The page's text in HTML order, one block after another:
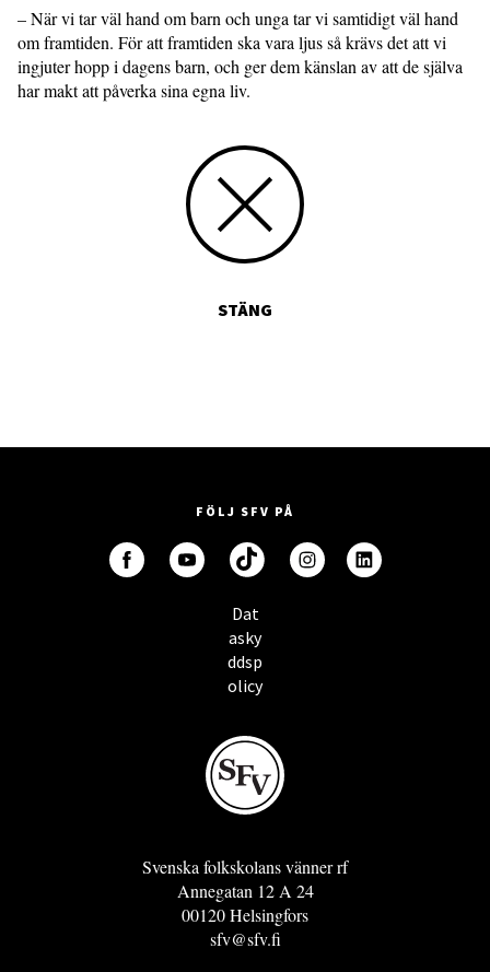
– När vi tar väl hand om barn och unga tar vi samtidigt väl hand
om framtiden. För att framtiden ska vara ljus så krävs det att vi
ingjuter hopp i dagens barn, och ger dem känslan av att de själva
har makt att påverka sina egna liv.
STÄNG
FÖLJ SFV PÅ
Dat
asky
ddsp
olicy
Svenska folkskolans vänner rf
Annegatan 12 A 24
00120 Helsingfors
sfv@sfv.fi